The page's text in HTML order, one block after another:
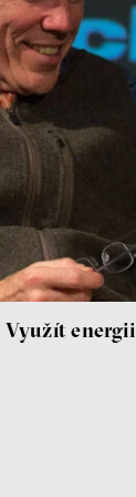
energii